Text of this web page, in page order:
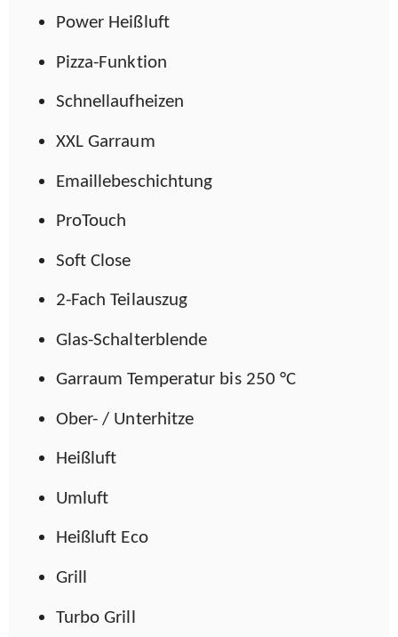
Power Heißluft
Pizza-Funktion
Schnellaufheizen
XXL Garraum
Emaillebeschichtung
ProTouch
Soft Close
2-Fach Teilauszug
Glas-Schalterblende
Garraum Temperatur bis 250 °C
Ober- / Unterhitze
Heißluft
Umluft
Heißluft Eco
Grill
Turbo Grill